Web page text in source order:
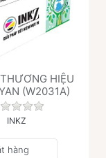
phẩm này.
HIỆU
(W2031A)
Chưa có đánh giá
INKZ
hàng